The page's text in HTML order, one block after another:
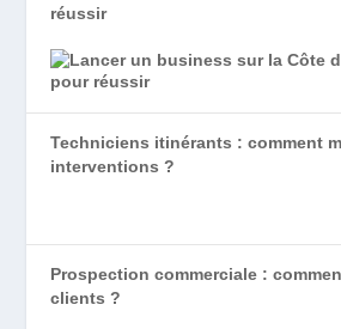
réussir
Techniciens itinérants : comment
interventions ?
Prospection commerciale :
clients ?